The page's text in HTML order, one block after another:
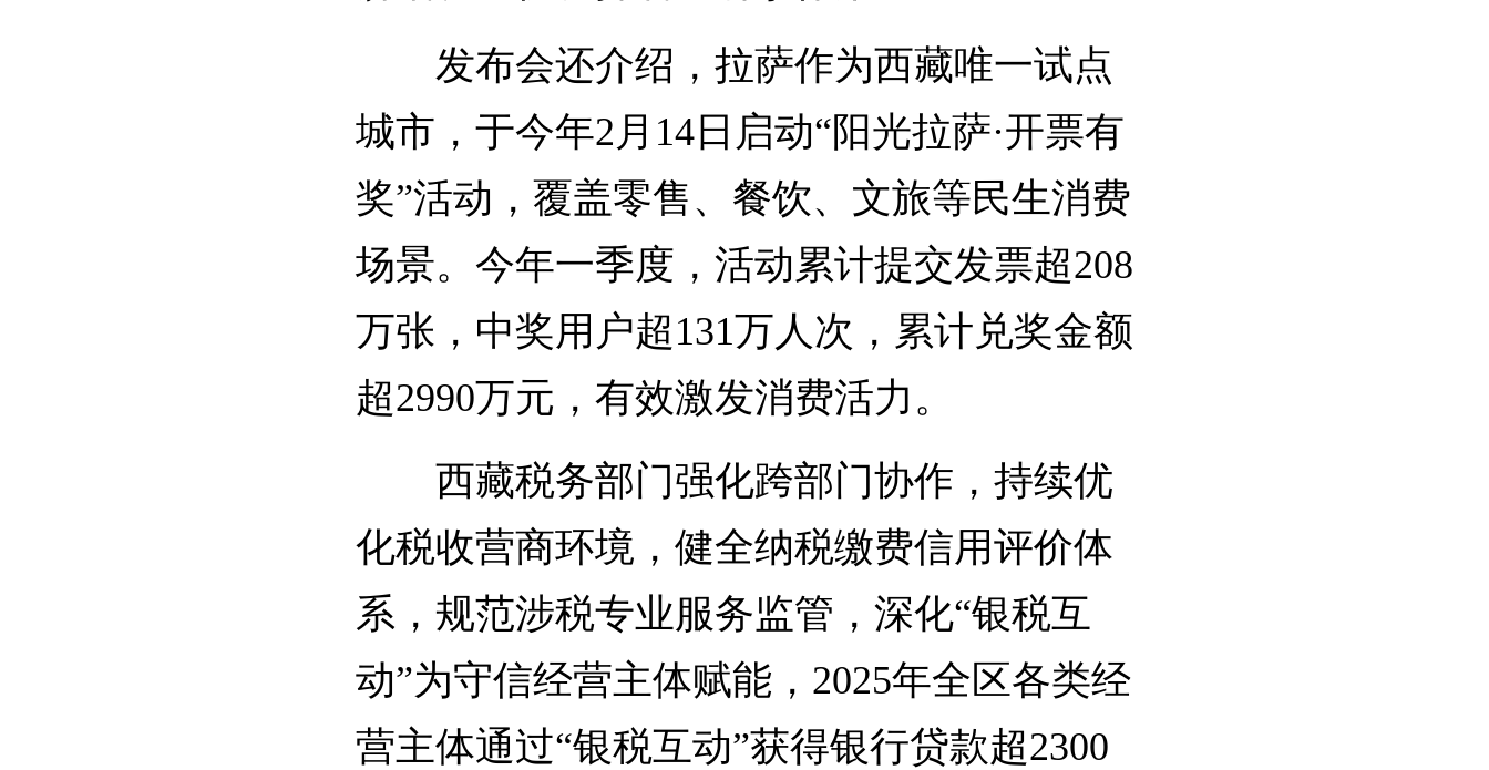
发布会还介绍，拉萨作为西藏唯一试点
城市，于今年2月14日启动“阳光拉萨·开票有
奖”活动，覆盖零售、餐饮、文旅等民生消费
场景。今年一季度，活动累计提交发票超208
万张，中奖用户超131万人次，累计兑奖金额
超2990万元，有效激发消费活力。
西藏税务部门强化跨部门协作，持续优
化税收营商环境，健全纳税缴费信用评价体
系，规范涉税专业服务监管，深化“银税互
动”为守信经营主体赋能，2025年全区各类经
营主体通过“银税互动”获得银行贷款超2300